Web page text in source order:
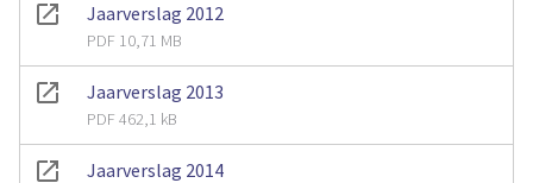
Jaarverslag 2012
PDF 10,71 MB
Jaarverslag 2013
PDF 462,1 kB
Jaarverslag 2014